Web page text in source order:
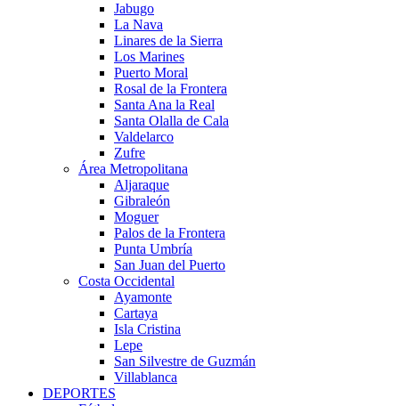
Jabugo
La Nava
Linares de la Sierra
Los Marines
Puerto Moral
Rosal de la Frontera
Santa Ana la Real
Santa Olalla de Cala
Valdelarco
Zufre
Área Metropolitana
Aljaraque
Gibraleón
Moguer
Palos de la Frontera
Punta Umbría
San Juan del Puerto
Costa Occidental
Ayamonte
Cartaya
Isla Cristina
Lepe
San Silvestre de Guzmán
Villablanca
DEPORTES